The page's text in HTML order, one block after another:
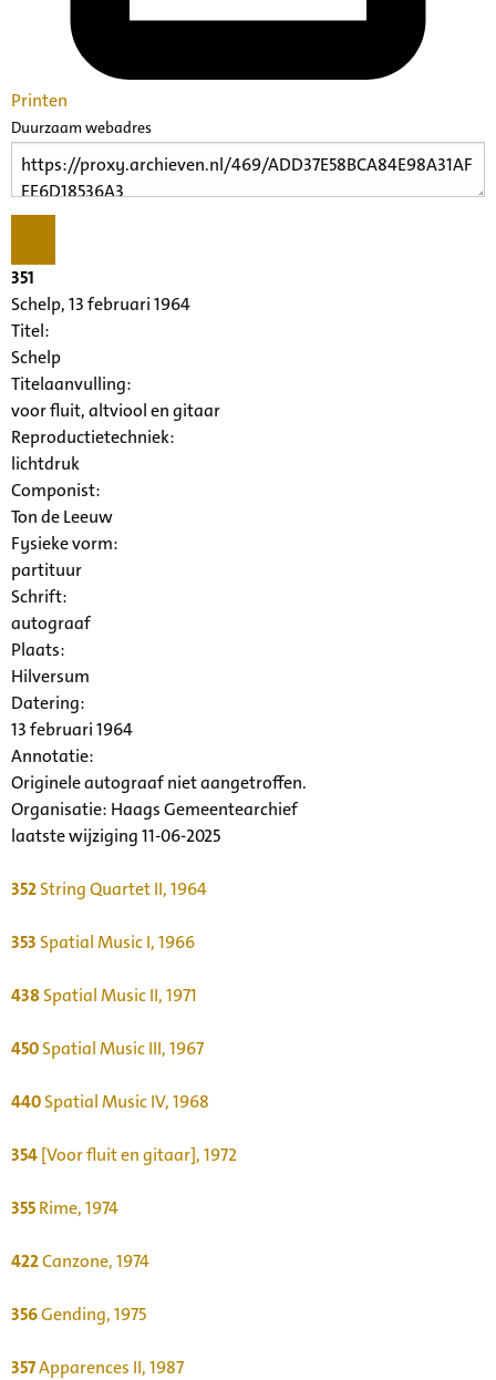
Printen
Duurzaam webadres
351
Schelp, 13 februari 1964
Titel:
Schelp
Titelaanvulling:
voor fluit, altviool en gitaar
Reproductietechniek:
lichtdruk
Componist:
Ton de Leeuw
Fysieke vorm:
partituur
Schrift:
autograaf
Plaats:
Hilversum
Datering:
13 februari 1964
Annotatie:
Originele autograaf niet aangetroffen.
Organisatie: Haags Gemeentearchief
laatste wijziging 11-06-2025
352String Quartet II, 1964
353 Spatial Music I, 1966
438Spatial Music II, 1971
450Spatial Music III, 1967
440Spatial Music IV, 1968
354[Voor fluit en gitaar], 1972
355Rime, 1974
422Canzone, 1974
356Gending, 1975
357Apparences II, 1987